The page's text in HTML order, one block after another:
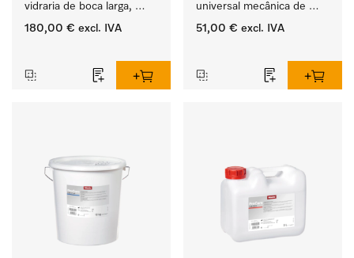
vidraria de boca larga,
provetas graduadas, etc.
180,00 € excl. IVA
universal mecânica de
vidraria e utensílios de
51,00 € excl. IVA